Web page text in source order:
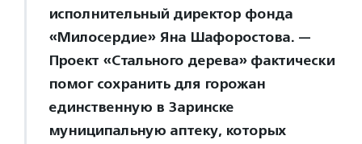
исполнительный директор фонда
«Милосердие» Яна Шафоростова. —
Проект «Стального дерева» фактически
помог сохранить для горожан
единственную в Заринске
муниципальную аптеку, которых